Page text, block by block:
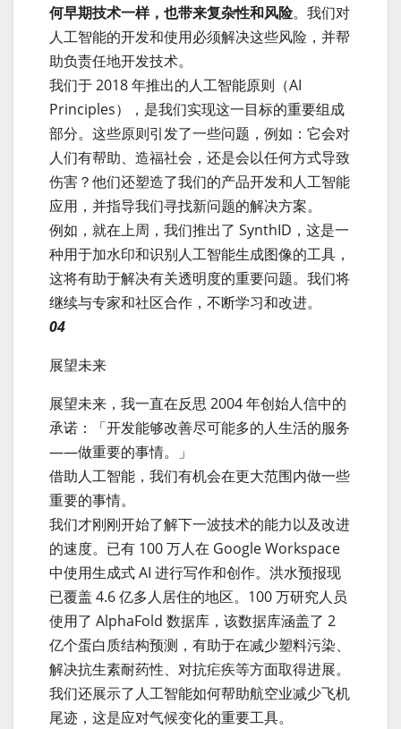
何早期技术一样，也带来复杂性和风险。我们对
人工智能的开发和使用必须解决这些风险，并帮
助负责任地开发技术。
我们于 2018 年推出的人工智能原则（AI
Principles），是我们实现这一目标的重要组成
部分。这些原则引发了一些问题，例如：它会对
人们有帮助、造福社会，还是会以任何方式导致
伤害？他们还塑造了我们的产品开发和人工智能
应用，并指导我们寻找新问题的解决方案。
例如，就在上周，我们推出了 SynthID，这是一
种用于加水印和识别人工智能生成图像的工具，
这将有助于解决有关透明度的重要问题。我们将
继续与专家和社区合作，不断学习和改进。
04
展望未来
展望未来，我一直在反思 2004 年创始人信中的
承诺：「开发能够改善尽可能多的人生活的服务
——做重要的事情。」
借助人工智能，我们有机会在更大范围内做一些
重要的事情。
我们才刚刚开始了解下一波技术的能力以及改进
的速度。已有 100 万人在 Google Workspace
中使用生成式 AI 进行写作和创作。洪水预报现
已覆盖 4.6 亿多人居住的地区。100 万研究人员
使用了 AlphaFold 数据库，该数据库涵盖了 2
亿个蛋白质结构预测，有助于在减少塑料污染、
解决抗生素耐药性、对抗疟疾等方面取得进展。
我们还展示了人工智能如何帮助航空业减少飞机
尾迹，这是应对气候变化的重要工具。